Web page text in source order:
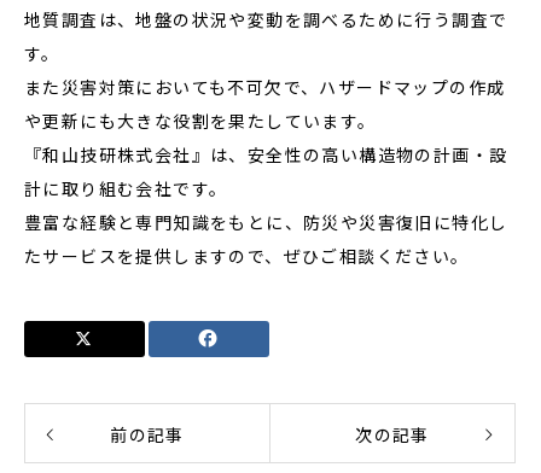
地質調査は、地盤の状況や変動を調べるために行う調査で
す。
また災害対策においても不可欠で、ハザードマップの作成
や更新にも大きな役割を果たしています。
『和山技研株式会社』は、安全性の高い構造物の計画・設
計に取り組む会社です。
豊富な経験と専門知識をもとに、防災や災害復旧に特化し
たサービスを提供しますので、ぜひご相談ください。
前の記事 次の記事